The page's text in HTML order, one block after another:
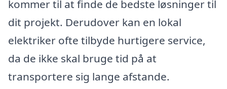
kommer til at finde de bedste løsninger til
dit projekt. Derudover kan en lokal
elektriker ofte tilbyde hurtigere service,
da de ikke skal bruge tid på at
transportere sig lange afstande.